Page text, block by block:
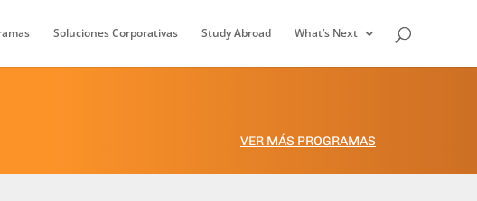
Soluciones Corporativas Study Abroad What’s Next
VER MÁS PROGRAMAS